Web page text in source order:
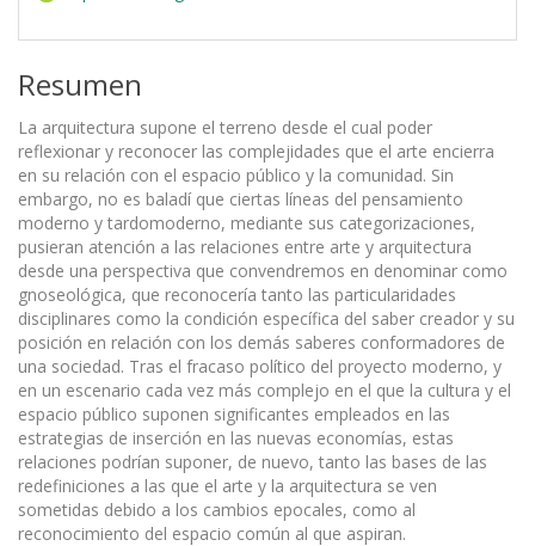
Resumen
La arquitectura supone el terreno desde el cual poder
reflexionar y reconocer las complejidades que el arte encierra
en su relación con el espacio público y la comunidad. Sin
embargo, no es baladí que ciertas líneas del pensamiento
moderno y tardomoderno, mediante sus categorizaciones,
pusieran atención a las relaciones entre arte y arquitectura
desde una perspectiva que convendremos en denominar como
gnoseológica, que reconocería tanto las particularidades
disciplinares como la condición específica del saber creador y su
posición en relación con los demás saberes conformadores de
una sociedad. Tras el fracaso político del proyecto moderno, y
en un escenario cada vez más complejo en el que la cultura y el
espacio público suponen significantes empleados en las
estrategias de inserción en las nuevas economías, estas
relaciones podrían suponer, de nuevo, tanto las bases de las
redefiniciones a las que el arte y la arquitectura se ven
sometidas debido a los cambios epocales, como al
reconocimiento del espacio común al que aspiran.